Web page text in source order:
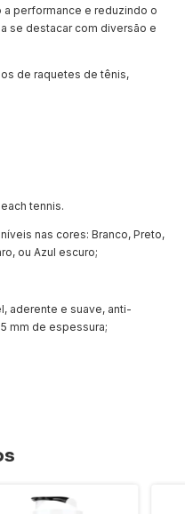
a performance e reduzindo o
se destacar com diversão e
de raquetes de tênis,
tennis.
nas cores: Branco, Preto,
ou Azul escuro;
aderente e suave, anti-
mm de espessura;